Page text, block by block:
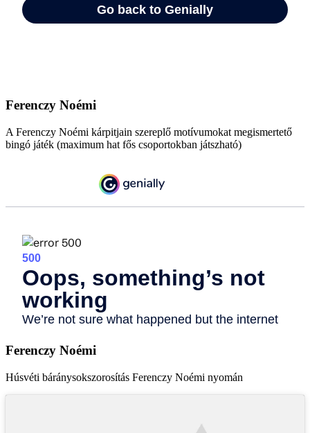
Ferenczy Noémi
A Ferenczy Noémi kárpitjain szereplő motívumokat megismertető
bingó játék (maximum hat fős csoportokban játszható)
Ferenczy Noémi
Húsvéti báránysokszorosítás Ferenczy Noémi nyomán